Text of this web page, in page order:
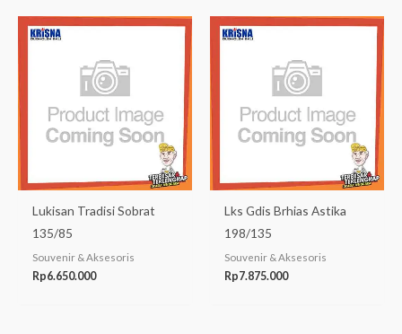
Lukisan Tradisi Sobrat
135/85
Souvenir & Aksesoris
Rp6.650.000
Lks Gdis Brhias Astika
198/135
Souvenir & Aksesoris
Rp7.875.000